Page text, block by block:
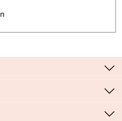
PayPal, PayPal Express